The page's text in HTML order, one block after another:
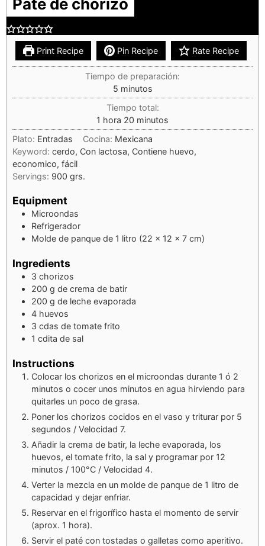
Print Recipe Pin Recipe Rate Recipe
Tiempo de preparación:
5 minutos
Tiempo total:
1 hora 20 minutos
Plato: Entradas Cocina: Mexicana
Keyword: cerdo, Con lactosa, Contiene huevo,
economico, fácil
Servings: 900 grs.
Equipment
Microondas
Refrigerador
Molde de panque de 1 litro (22 x 12 x 7 cm)
Ingredients
3 chorizos
200 g de crema de batir
200 g de leche evaporada
4 huevos
3 cdas de tomate frito
1 cdita de sal
Instructions
Colocar los chorizos en el microondas durante 1 ó 2
minutos o cocer unos minutos en agua hirviendo para
quitarles un poco de grasa.
Poner los chorizos cocidos en el vaso y triturar por 5
segundos / Velocidad 7.
Añadir la crema de batir, la leche evaporada, los
huevos, el tomate frito, la sal y programar por 12
minutos / 100°C / Velocidad 4.
Verter la mezcla en un molde de panque de 1 litro de
capacidad y dejar enfriar.
Reservar en el frigorífico hasta el momento de servir
(aprox. 1 hora).
Servir el paté con tostadas o galletas como aperitivo.